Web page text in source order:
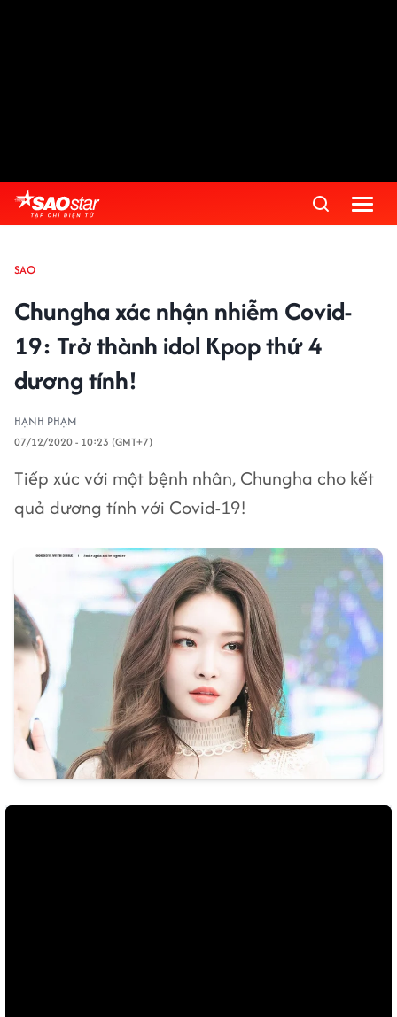
SAO
Chungha xác nhận nhiễm Covid-
19: Trở thành idol Kpop thứ 4
dương tính!
HẠNH PHẠM
07/12/2020 - 10:23 (GMT+7)
Tiếp xúc với một bệnh nhân, Chungha cho kết
quả dương tính với Covid-19!